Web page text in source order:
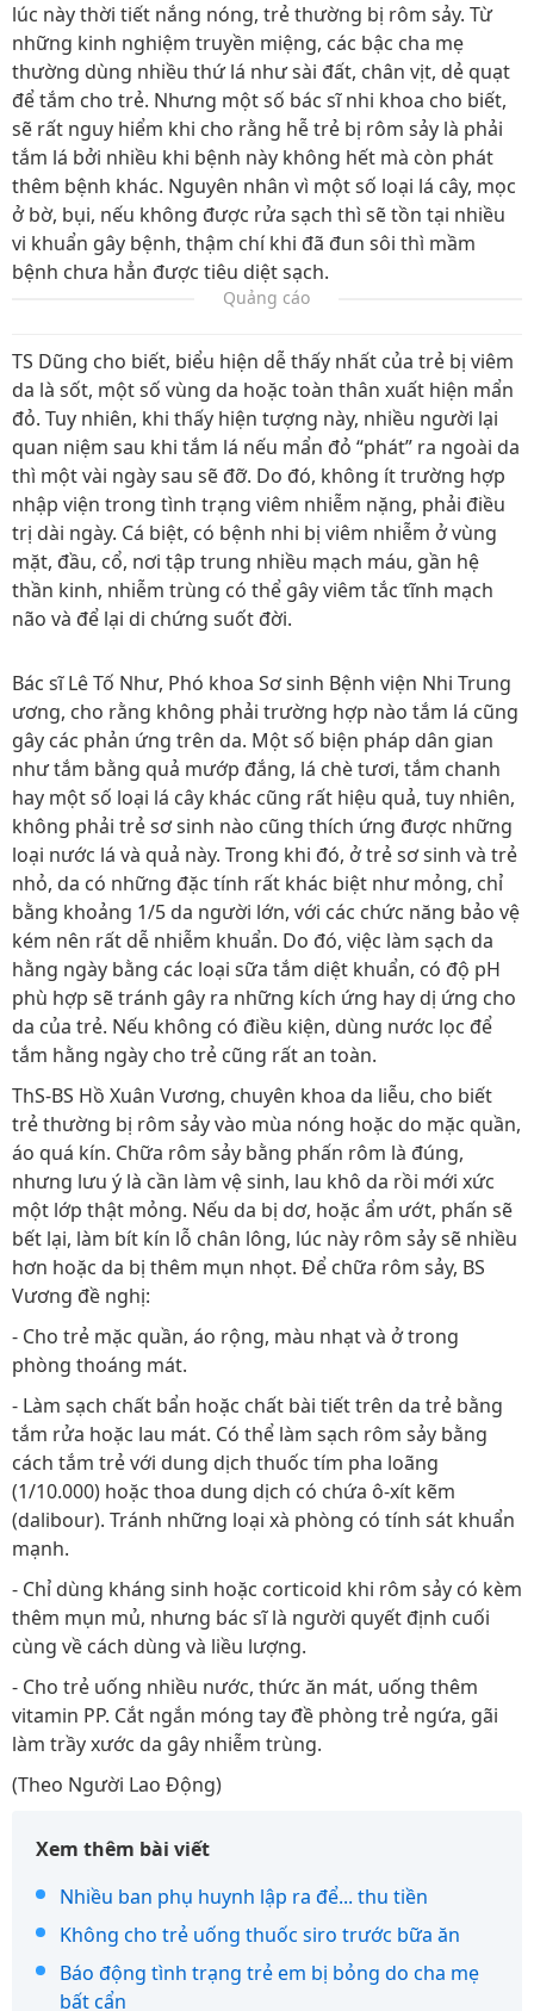
lúc này thời tiết nắng nóng, trẻ thường bị rôm sảy. Từ
những kinh nghiệm truyền miệng, các bậc cha mẹ
thường dùng nhiều thứ lá như sài đất, chân vịt, dẻ quạt
để tắm cho trẻ. Nhưng một số bác sĩ nhi khoa cho biết,
sẽ rất nguy hiểm khi cho rằng hễ trẻ bị rôm sảy là phải
tắm lá bởi nhiều khi bệnh này không hết mà còn phát
thêm bệnh khác. Nguyên nhân vì một số loại lá cây, mọc
ở bờ, bụi, nếu không được rửa sạch thì sẽ tồn tại nhiều
vi khuẩn gây bệnh, thậm chí khi đã đun sôi thì mầm
bệnh chưa hẳn được tiêu diệt sạch.
Quảng cáo
TS Dũng cho biết, biểu hiện dễ thấy nhất của trẻ bị viêm
da là sốt, một số vùng da hoặc toàn thân xuất hiện mẩn
đỏ. Tuy nhiên, khi thấy hiện tượng này, nhiều người lại
quan niệm sau khi tắm lá nếu mẩn đỏ “phát” ra ngoài da
thì một vài ngày sau sẽ đỡ. Do đó, không ít trường hợp
nhập viện trong tình trạng viêm nhiễm nặng, phải điều
trị dài ngày. Cá biệt, có bệnh nhi bị viêm nhiễm ở vùng
mặt, đầu, cổ, nơi tập trung nhiều mạch máu, gần hệ
thần kinh, nhiễm trùng có thể gây viêm tắc tĩnh mạch
não và để lại di chứng suốt đời.
Bác sĩ Lê Tố Như, Phó khoa Sơ sinh Bệnh viện Nhi Trung
ương, cho rằng không phải trường hợp nào tắm lá cũng
gây các phản ứng trên da. Một số biện pháp dân gian
như tắm bằng quả mướp đắng, lá chè tươi, tắm chanh
hay một số loại lá cây khác cũng rất hiệu quả, tuy nhiên,
không phải trẻ sơ sinh nào cũng thích ứng được những
loại nước lá và quả này. Trong khi đó, ở trẻ sơ sinh và trẻ
nhỏ, da có những đặc tính rất khác biệt như mỏng, chỉ
bằng khoảng 1/5 da người lớn, với các chức năng bảo vệ
kém nên rất dễ nhiễm khuẩn. Do đó, việc làm sạch da
hằng ngày bằng các loại sữa tắm diệt khuẩn, có độ pH
phù hợp sẽ tránh gây ra những kích ứng hay dị ứng cho
da của trẻ. Nếu không có điều kiện, dùng nước lọc để
tắm hằng ngày cho trẻ cũng rất an toàn.
ThS-BS Hồ Xuân Vương, chuyên khoa da liễu, cho biết
trẻ thường bị rôm sảy vào mùa nóng hoặc do mặc quần,
áo quá kín. Chữa rôm sảy bằng phấn rôm là đúng,
nhưng lưu ý là cần làm vệ sinh, lau khô da rồi mới xức
một lớp thật mỏng. Nếu da bị dơ, hoặc ẩm ướt, phấn sẽ
bết lại, làm bít kín lỗ chân lông, lúc này rôm sảy sẽ nhiều
hơn hoặc da bị thêm mụn nhọt. Để chữa rôm sảy, BS
Vương đề nghị:
- Cho trẻ mặc quần, áo rộng, màu nhạt và ở trong
phòng thoáng mát.
- Làm sạch chất bẩn hoặc chất bài tiết trên da trẻ bằng
tắm rửa hoặc lau mát. Có thể làm sạch rôm sảy bằng
cách tắm trẻ với dung dịch thuốc tím pha loãng
(1/10.000) hoặc thoa dung dịch có chứa ô-xít kẽm
(dalibour). Tránh những loại xà phòng có tính sát khuẩn
mạnh.
- Chỉ dùng kháng sinh hoặc corticoid khi rôm sảy có kèm
thêm mụn mủ, nhưng bác sĩ là người quyết định cuối
cùng về cách dùng và liều lượng.
- Cho trẻ uống nhiều nước, thức ăn mát, uống thêm
vitamin PP. Cắt ngắn móng tay đề phòng trẻ ngứa, gãi
làm trầy xước da gây nhiễm trùng.
(Theo Người Lao Động)
Xem thêm bài viết
Nhiều ban phụ huynh lập ra để... thu tiền
Không cho trẻ uống thuốc siro trước bữa ăn
Báo động tình trạng trẻ em bị bỏng do cha mẹ
bất cẩn